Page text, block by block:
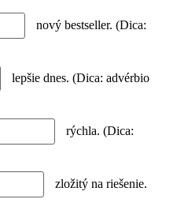
nový bestseller. (Dica:
lepšie dnes. (Dica: advérbio
rýchla. (Dica:
zložitý na riešenie.